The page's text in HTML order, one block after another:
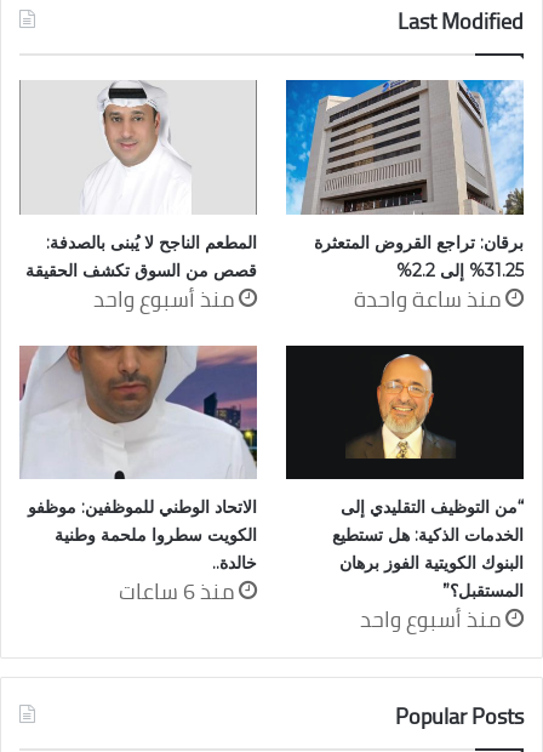
Last Modified
برقان: تراجع القروض المتعثرة
31.25% إلى 2.2%
منذ ساعة واحدة
المطعم الناجح لا يُبنى بالصدفة:
قصص من السوق تكشف الحقيقة
منذ أسبوع واحد
“من التوظيف التقليدي إلى
الخدمات الذكية: هل تستطيع
البنوك الكويتية الفوز برهان
المستقبل؟”
منذ أسبوع واحد
الاتحاد الوطني للموظفين: موظفو
الكويت سطروا ملحمة وطنية
خالدة..
منذ 6 ساعات
Popular Posts